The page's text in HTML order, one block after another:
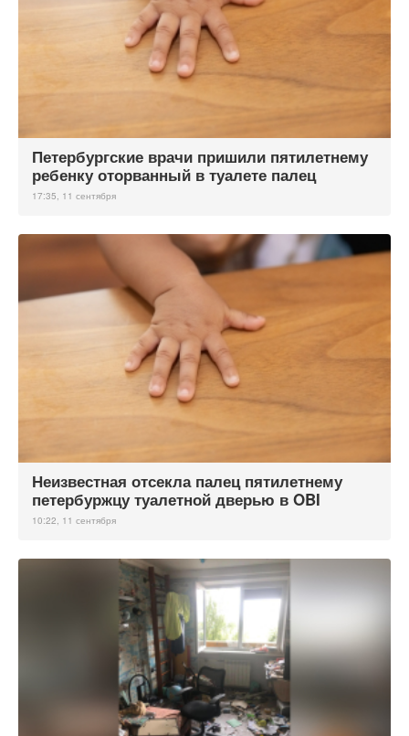
Петербургские врачи пришили пятилетнему
ребенку оторванный в туалете палец
17:35, 11 сентября
Неизвестная отсекла палец пятилетнему
петербуржцу туалетной дверью в OBI
10:22, 11 сентября